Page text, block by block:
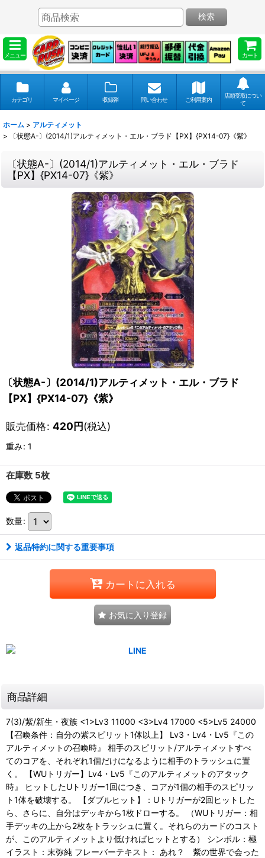
メニュー カート
検索
カテゴリ マイページ 収録弾 問い合わせ ご利用案内
店頭受取につい
て
ホーム > アルティメット
>
〔状態A-〕(2014/1)アルティメット・エル・ブラド【PX】{PX14-07}《紫》
〔状態A-〕(2014/1)アルティメット・エル・ブラド
【PX】{PX14-07}《紫》
〔状態A-〕(2014/1)アルティメット・エル・ブラド
【PX】{PX14-07}《紫》
販売価格: 420円(税込)
重み: 1
在庫数 5枚
数量:
返品特約に関する重要事項
カートに入れる
お気に入り登録
商品詳細
7(3)/紫/新生・夜族 <1>Lv3 11000 <3>Lv4 17000 <5>Lv5 24000
【召喚条件：自分の紫スピリット1体以上】 Lv3・Lv4・Lv5『この
アルティメットの召喚時』 相手のスピリット/アルティメットすべ
てのコアを、それぞれ1個だけになるように相手のトラッシュに置
く。 【WUトリガー】Lv4・Lv5『このアルティメットのアタック
時』 ヒットしたUトリガー1回につき、コアが1個の相手のスピリッ
ト1体を破壊する。 【ダブルヒット】：Uトリガーが2回ヒットした
ら、さらに、自分はデッキから1枚ドローする。 （WUトリガー：相
手デッキの上から2枚をトラッシュに置く。それらのカードのコスト
が、このアルティメットより低ければヒットとする） シンボル：極
イラスト：末弥純 フレーバーテキスト： あれ？ 紫の世界で会った